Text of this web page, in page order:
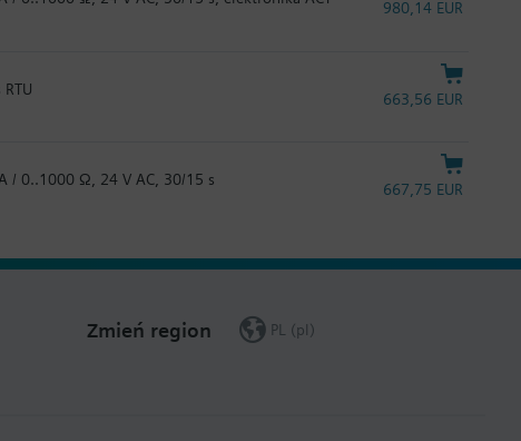
980,14 EUR
663,56 EUR
/ 0..1000 Ω, 24 V AC, 30/15 s
667,75 EUR
Zmień region PL (pl)